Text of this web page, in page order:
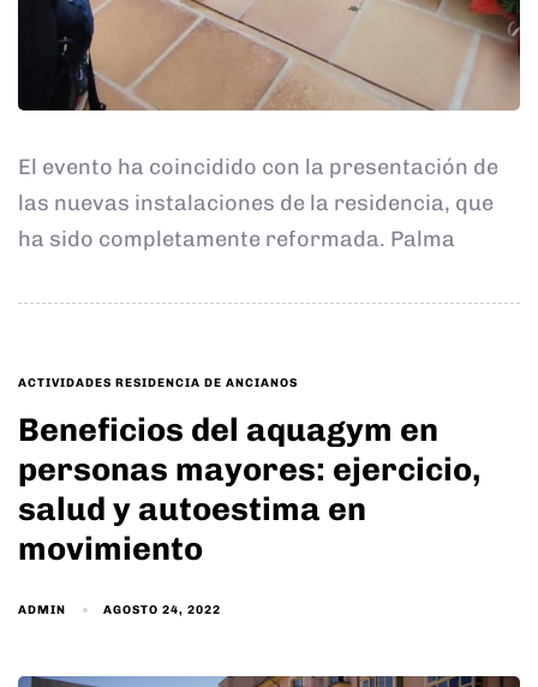
El evento ha coincidido con la presentación de
las nuevas instalaciones de la residencia, que
ha sido completamente reformada. Palma
TAGS
ACTIVIDADES RESIDENCIA DE ANCIANOS
Beneficios del aquagym en
personas mayores: ejercicio,
salud y autoestima en
movimiento
ADMIN AGOSTO 24, 2022